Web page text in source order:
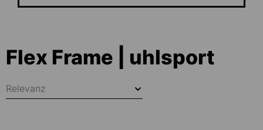
Flex Frame | uhlsport
Relevanz